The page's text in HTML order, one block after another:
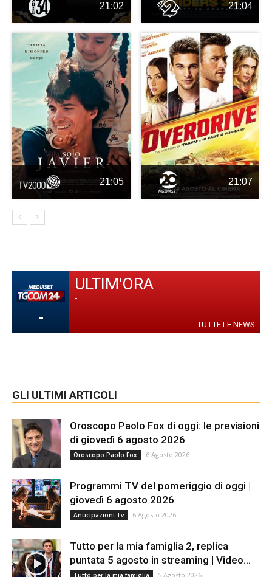
21:02 21:04
21:05 21:07
-
ULTIM'ORA
-
TUTTE LE NEWS
GLI ULTIMI ARTICOLI
Oroscopo Paolo Fox di oggi: le previsioni
di giovedì 6 agosto 2026
Oroscopo Paolo Fox 6 Agosto 2026
Programmi TV del pomeriggio di oggi |
giovedì 6 agosto 2026
Anticipazioni Tv 6 Agosto 2026
Tutto per la mia famiglia 2, replica
puntata 5 agosto in streaming | Video...
Tutto per la mia famiglia 5 Agosto 2026